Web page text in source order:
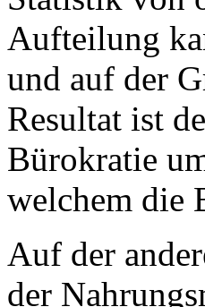
Aufteilung
und auf der
Resultat ist
Bürokratie
welchem die
Auf der
der